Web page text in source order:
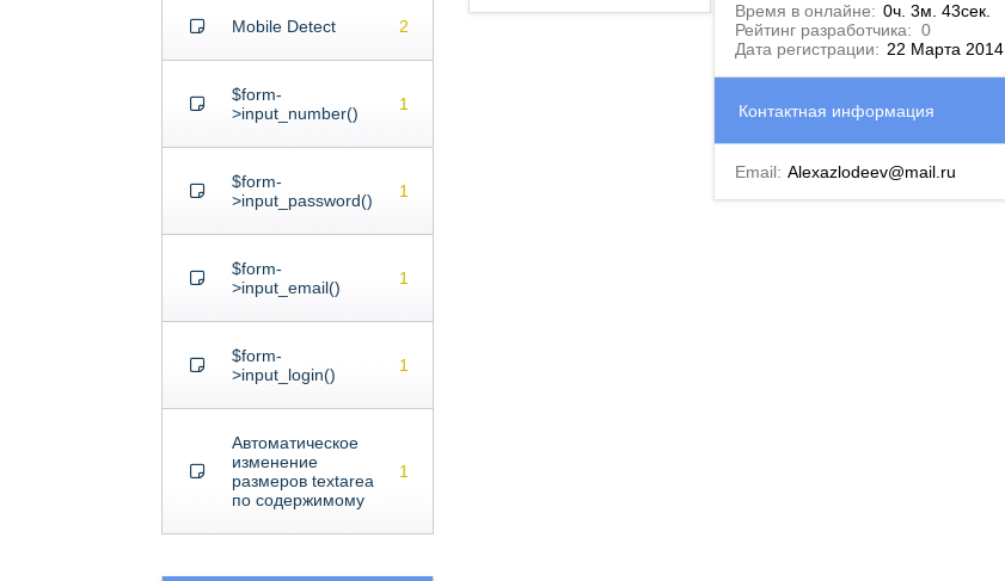
Mobile Detect 2
$form-
>input_number()
1
$form-
>input_password()
1
$form-
>input_email()
1
$form-
>input_login()
1
Автоматическое
изменение
размеров textarea
по содержимому
1
Время в онлайне: 0ч. 3м. 43сек.
Рейтинг разработчика: 0
Дата регистрации: 22 Марта 2014
Контактная информация
Email: Alexazlodeev@mail.ru